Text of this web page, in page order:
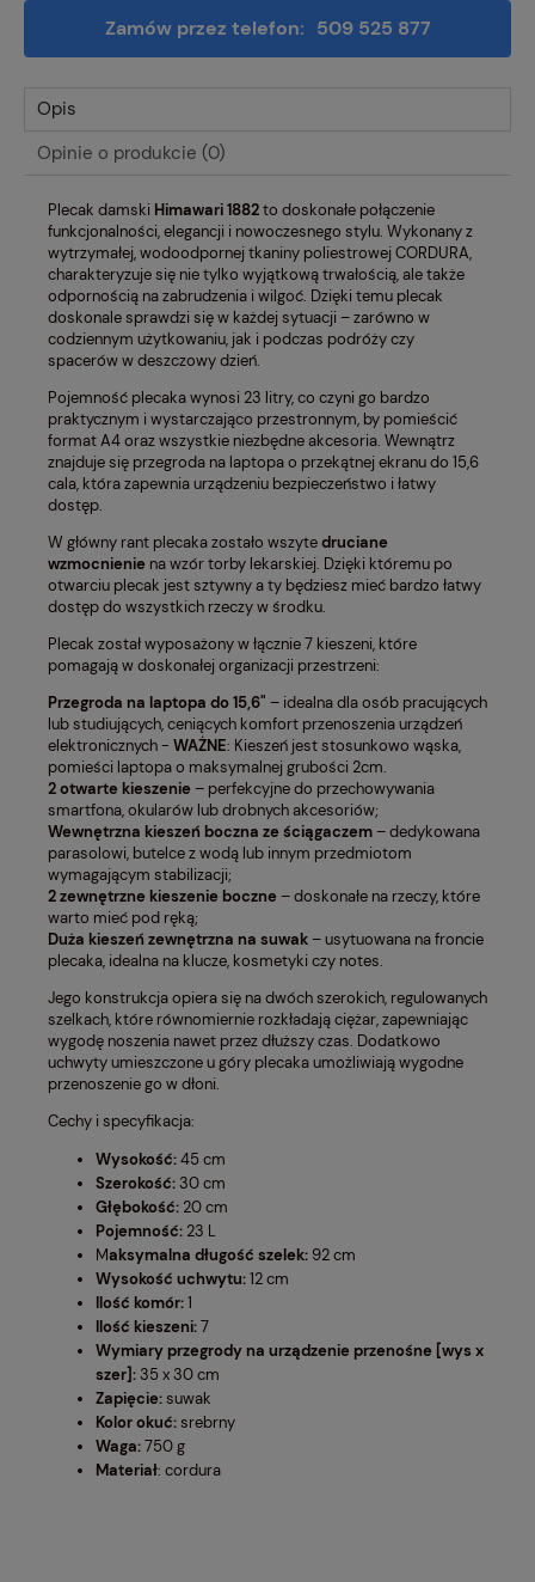
Zamów przez telefon: 509 525 877
Opis
Opinie o produkcie (0)
Plecak damski Himawari1882to doskonałe połączenie
funkcjonalności, elegancji i nowoczesnego stylu. Wykonany z
wytrzymałej, wodoodpornej tkaniny poliestrowej CORDURA,
charakteryzuje się nie tylko wyjątkową trwałością, ale także
odpornością na zabrudzenia i wilgoć. Dzięki temu plecak
doskonale sprawdzi się w każdej sytuacji – zarówno w
codziennym użytkowaniu, jak i podczas podróży czy
spacerów w deszczowy dzień.
Pojemność plecaka wynosi 23 litry, co czyni go bardzo
praktycznym i wystarczająco przestronnym, by pomieścić
format A4 oraz wszystkie niezbędne akcesoria. Wewnątrz
znajduje się przegroda na laptopa o przekątnej ekranu do 15,6
cala, która zapewnia urządzeniu bezpieczeństwo i łatwy
dostęp.
W główny rant plecaka zostało wszytedruciane
wzmocnienie na wzór torby lekarskiej. Dzięki któremu po
otwarciu plecak jest sztywny a ty będziesz mieć bardzo łatwy
dostęp do wszystkich rzeczy w środku.
Plecak został wyposażony w łącznie 7 kieszeni, które
pomagają w doskonałej organizacji przestrzeni:
Przegroda na laptopa do 15,6" – idealna dla osób pracujących
lub studiujących, ceniących komfort przenoszenia urządzeń
elektronicznych - WAŻNE: Kieszeń jest stosunkowo wąska,
pomieści laptopa o maksymalnej grubości 2cm.
2 otwarte kieszenie– perfekcyjne do przechowywania
smartfona, okularów lub drobnych akcesoriów;
Wewnętrzna kieszeń boczna ze ściągaczem– dedykowana
parasolowi, butelce z wodą lub innym przedmiotom
wymagającym stabilizacji;
2 zewnętrzne kieszenie boczne– doskonałe na rzeczy, które
warto mieć pod ręką;
Duża kieszeń zewnętrzna na suwak– usytuowana na froncie
plecaka, idealna na klucze, kosmetyki czy notes.
Jego konstrukcja opiera się na dwóch szerokich, regulowanych
szelkach, które równomiernie rozkładają ciężar, zapewniając
wygodę noszenia nawet przez dłuższy czas. Dodatkowo
uchwyty umieszczone u góry plecaka umożliwiają wygodne
przenoszenie go w dłoni.
Cechy i specyfikacja:
Wysokość:45 cm
Szerokość:30 cm
Głębokość: 20 cm
Pojemność: 23 L
Maksymalna długość szelek: 92 cm
Wysokość uchwytu:12 cm
Ilość komór:1
Ilość kieszeni:7
Wymiary przegrody na urządzenie przenośne [wys x
szer]:35 x 30 cm
Zapięcie:suwak
Kolor okuć:srebrny
Waga:750 g
Materiał: cordura